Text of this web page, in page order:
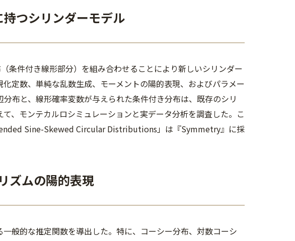
つシリンダーモデル
件付き線形部分）を組み合わせることにより新しいシリンダー
定数、単純な乱数生成、モーメントの陽的表現、およびパラメー
布と、線形確率変数が与えられた条件付き分布は、既存のシリ
、モンテカルロシミュレーションと実データ分析を調査した。こ
Sine-Skewed Circular Distributions」は『Symmetry』に採
ズムの陽的表現
般的な推定関数を導出した。特に、コーシー分布、対数コーシ